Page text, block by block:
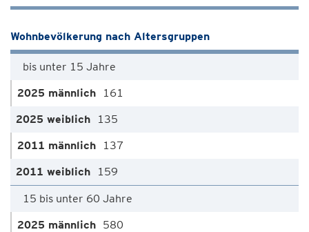
Wohnbevölkerung nach Altersgruppen
bis unter 15 Jahre
161
135
137
159
15 bis unter 60 Jahre
580